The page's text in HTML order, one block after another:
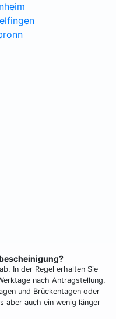
In der Regel erhalten Sie
nach Antragstellung.
und Brückentagen oder
aber auch ein wenig länger